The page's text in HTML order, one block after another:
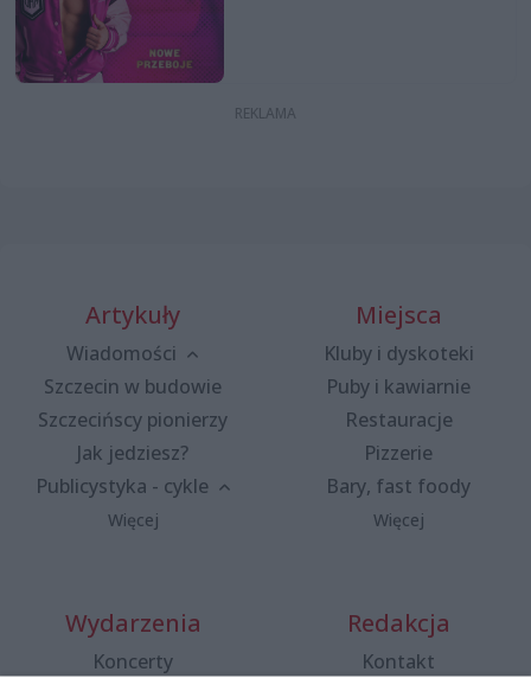
Artykuły
Wiadomości
Szczecin w budowie
Szczecińscy pionierzy
Jak jedziesz?
Publicystyka - cykle
Więcej
Miejsca
Kluby i dyskoteki
Puby i kawiarnie
Restauracje
Pizzerie
Bary, fast foody
Więcej
Wydarzenia
Koncerty
Redakcja
Kontakt